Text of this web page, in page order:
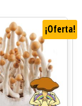
¡Oferta!